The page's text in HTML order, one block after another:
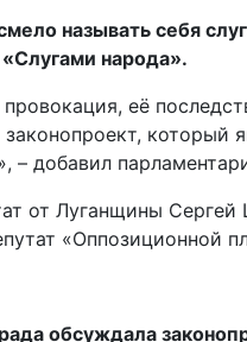
называть себя
народа».
её
который
– добавил
от Луганщины
«Оппозиционной
обсуждала